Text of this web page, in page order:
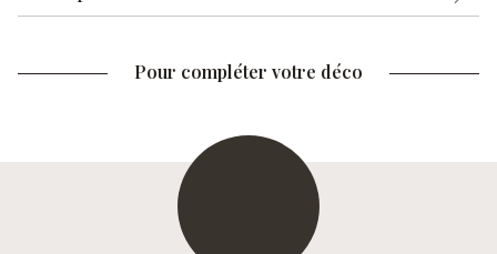
Pour compléter votre déco